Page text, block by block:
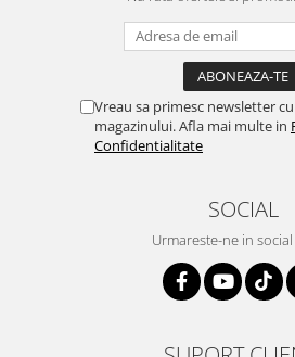
Vreau sa primesc newsletter
magazinului. Afla mai multe in
Confidentialitate
SOCIAL
Urmareste-ne in